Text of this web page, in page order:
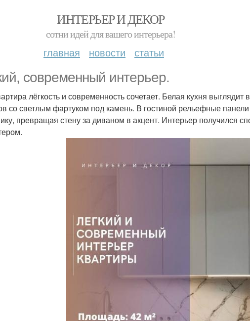
ИНТЕРЬЕР И ДЕКОР
сотни идей для вашего интерьера!
главная новости статьи
современный интерьер.
лёгкость и современность сочетает. Белая кухня
со светлым фартуком под камень. В гостиной рельефные
превращая стену за диваном в акцент. Интерьер получился